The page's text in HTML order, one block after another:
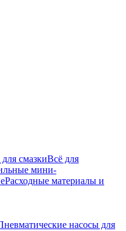
смазкиВсё для
мини-
Расходные материалы и
насосы для